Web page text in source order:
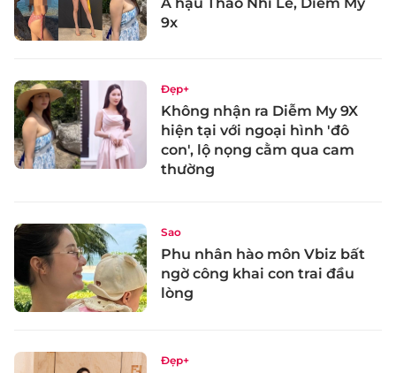
9x
Đẹp+
Không nhận ra Diễm My 9X
hiện tại với ngoại hình 'đô
con', lộ nọng cằm qua cam
thường
Sao
Phu nhân hào môn Vbiz bất
ngờ công khai con trai đầu
lòng
Đẹp+